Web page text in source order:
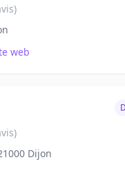
web
Dijon